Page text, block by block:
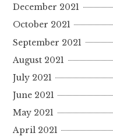
December 2021
October 2021
September 2021
August 2021
July 2021
June 2021
May 2021
April 2021